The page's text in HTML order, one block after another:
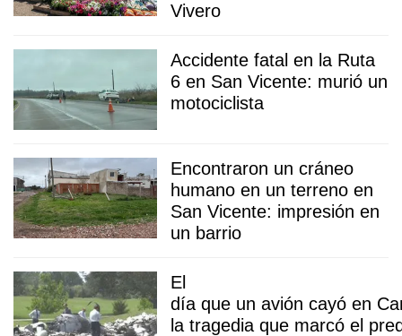
Vivero
Accidente fatal en la Ruta
6 en San Vicente: murió un
motociclista
Encontraron un cráneo
humano en un terreno en
San Vicente: impresión en
un barrio
El
día que un avión cayó en
la tragedia que marcó el